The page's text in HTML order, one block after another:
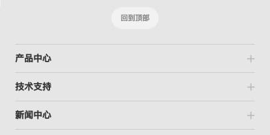
回到顶部
产品中心
技术支持
新闻中心